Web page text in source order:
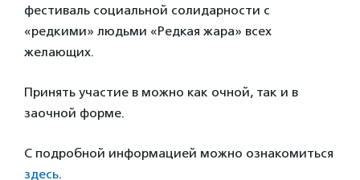
фестиваль социальной солидарности с
«редкими» людьми «Редкая жара» всех
желающих.
Принять участие в можно как очной, так и в
заочной форме.
С подробной информацией можно ознакомиться
здесь.